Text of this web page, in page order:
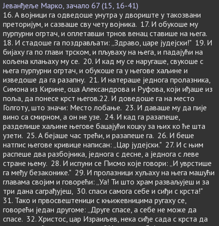
Јеванђеље Марко, зачало 67 (15, 16-41)
16. А војници га одведоше унутра у двориште у такозвани
преторијум, и сазваше сву чету војника. 17. И обукоше му
пурпурни огртач, и оплетавши трнов венац ставише на њега.
18. И стадоше га поздрављати: „Здраво, царе јудејски!" 19. И
бијаху га по глави трском, и пљуваху на њега, и падајући на
кољена клањаху му се. 20. И кад му се наругаше, свукоше с
њега пурпурни огртач, и обукоше га у његове хаљине и
изведоше да га разапну. 21. И натераше једнога пролазника,
Симона из Кирине, оца Александрова и Руфова, који иђаше из
поља, да понесе крст његов.22. И доведоше га на место
Голготу, што значи: Место лобање. 23. И даваше му да пије
вино са смирном, а он не узе. 24. И кад га разапеше,
разделише хаљине његове бацајући коцку за њих ко ће шта
узети. 25. А бејаше час трећи, и разапеше га. 26. И беше
натпис његове кривице написан: „Цар јудејски." 27. И с њим
распеше два разбојника, једнога с десне, а једнога с леве
стране њему. 28. И испуни се Писмо које говори: „И уврстише
га међу безаконике." 29. И пролазници хуљаху на њега машући
главама својим и говорећи: „Уа! Ти што храм разваљујеш и за
три дана саграђујеш, 30. спаси самога себе и сиђи с крста!"
31. Тако и првосвештеници с књижевницима ругаху се,
говорећи један другоме: „Друге спасе, а себе не може да
спасе. 32. Христос, цар Израиљев, нека сиђе сада с крста да